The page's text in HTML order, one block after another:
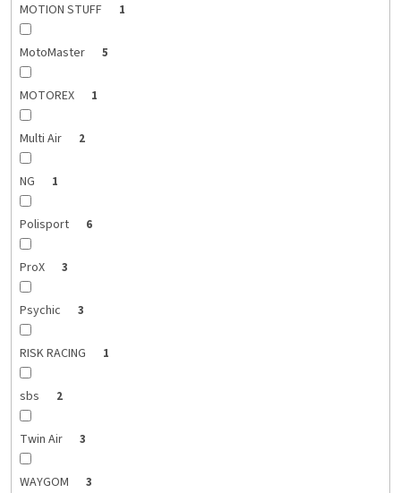
MOTION STUFF 1
MotoMaster 5
MOTOREX 1
Multi Air 2
NG 1
Polisport 6
ProX 3
Psychic 3
RISK RACING 1
sbs 2
Twin Air 3
WAYGOM 3